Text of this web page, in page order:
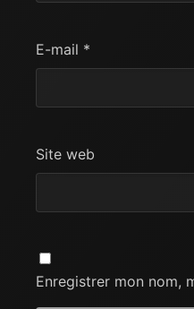
E-mail *
Site web
Enregistrer mon nom,